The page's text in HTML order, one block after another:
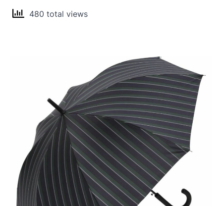
480 total views